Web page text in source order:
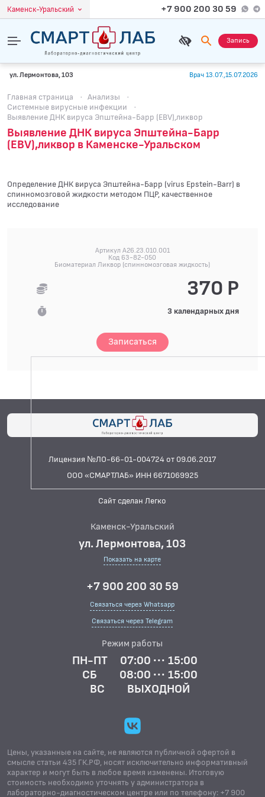
Каменск-Уральский +7 900 200 30 59
Запись
ул. Лермонтова, 103 Врач 13.07.,15.07.2026
Главная страница · Анализы
·
Системные вирусные инфекции
·
Выявление ДНК вируса Эпштейна-Барр (EBV),ликвор
Выявление ДНК вируса Эпштейна-Барр
(EBV),ликвор в Каменске-Уральском
Определение ДНК вируса Эпштейна-Барр (virus Epstein-Barr) в
спинномозговой жидкости методом ПЦР, качественное
исследование
Артикул A26.23.010.001
Код 63-82-050
Биоматериал Ликвор (спинномозговая жидкость)
370 Р
3 календарных дня
Записаться
Лицензия №ЛО-66-01-004724 от 09.06.2017
ООО «СМАРТЛАБ» ИНН 6671069925
Сайт сделан Легко
Каменск-Уральский
ул. Лермонтова, 103
Показать на карте
+7 900 200 30 59
Связаться через Whatsapp
Связаться через Telegram
Режим работы
ПН-ПТ
07:00 ··· 15:00
СБ
08:00 ··· 15:00
ВС
ВЫХОДНОЙ
Цены, указанные на сайте, не являются публичной офертой в
смысле статьи 435 ГК.РФ, носят исключительно информативный
характер и могут быть в любое время изменены. Итоговую
стоимость необходимо уточнять у администратора в
лабораторно-диагностическом центре или по телефону: +7 900